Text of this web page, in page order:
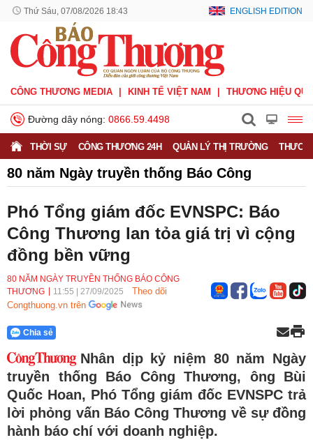
Thứ Sáu, 07/08/2026 18:43 ENGLISH EDITION
CÔNG THƯƠNG MEDIA KINH TẾ VIỆT NAM THƯƠNG HIỆU
Đường dây nóng: 0866.59.4498
THỜI SỰ CÔNG THƯƠNG 24H QUẢN LÝ THỊ TRƯỜNG
80 năm Ngày truyền thống Báo Công
Phó Tổng giám đốc EVNSPC: Báo
Công Thương lan tỏa giá trị vì cộng
đồng bền vững
80 NĂM NGÀY TRUYỀN THỐNG BÁO CÔNG
THƯƠNG
11:55 27/09/2025
Theo dõi
Congthuong.vn trên
Chia sẻ
Nhân dịp kỷ niệm 80 năm Ngày
truyền thống Báo Công Thương, ông Bùi
Quốc Hoan, Phó Tổng giám đốc EVNSPC trả
lời phỏng vấn Báo Công Thương về sự đồng
hành báo chí với doanh nghiệp.